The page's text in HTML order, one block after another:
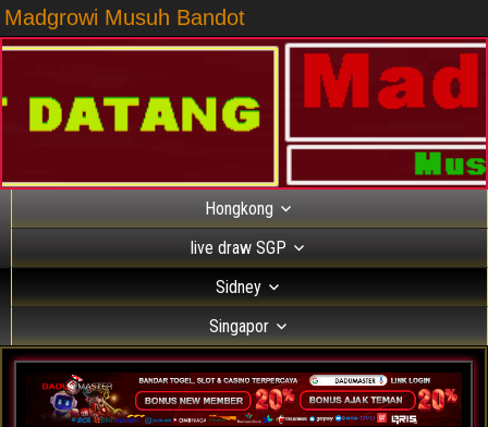
Madgrowi Musuh Bandot
Hongkong
live draw SGP
Sidney
Singapor